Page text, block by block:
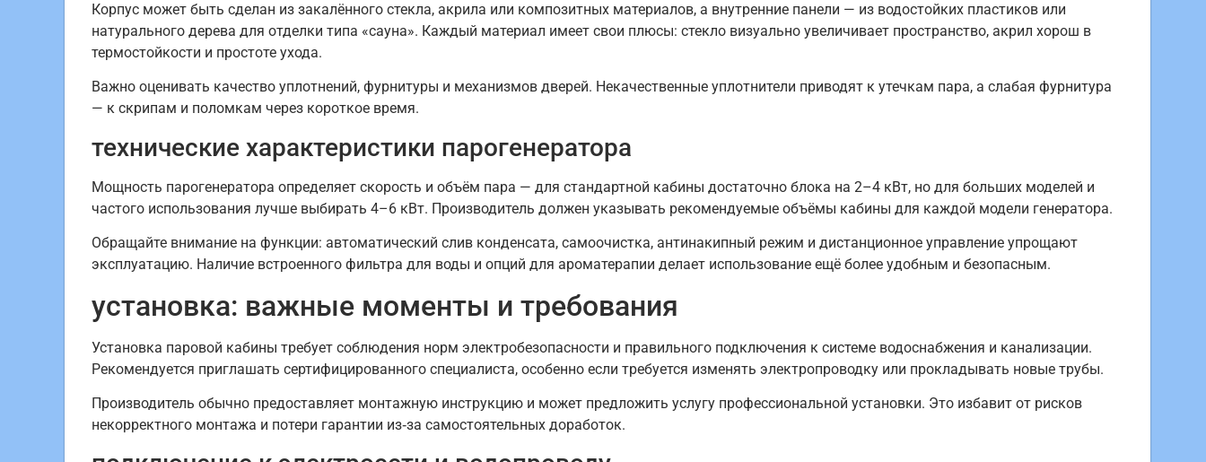
Корпус может быть сделан из закалённого стекла, акрила или композитных материалов, а внутренние панели — из водостойких пластиков или
натурального дерева для отделки типа «сауна». Каждый материал имеет свои плюсы: стекло визуально увеличивает пространство, акрил хорош в
термостойкости и простоте ухода.
Важно оценивать качество уплотнений, фурнитуры и механизмов дверей. Некачественные уплотнители приводят к утечкам пара, а слабая фурнитура
— к скрипам и поломкам через короткое время.
технические характеристики парогенератора
Мощность парогенератора определяет скорость и объём пара — для стандартной кабины достаточно блока на 2–4 кВт, но для больших моделей и
частого использования лучше выбирать 4–6 кВт. Производитель должен указывать рекомендуемые объёмы кабины для каждой модели генератора.
Обращайте внимание на функции: автоматический слив конденсата, самоочистка, антинакипный режим и дистанционное управление упрощают
эксплуатацию. Наличие встроенного фильтра для воды и опций для ароматерапии делает использование ещё более удобным и безопасным.
установка: важные моменты и требования
Установка паровой кабины требует соблюдения норм электробезопасности и правильного подключения к системе водоснабжения и канализации.
Рекомендуется приглашать сертифицированного специалиста, особенно если требуется изменять электропроводку или прокладывать новые трубы.
Производитель обычно предоставляет монтажную инструкцию и может предложить услугу профессиональной установки. Это избавит от рисков
некорректного монтажа и потери гарантии из‑за самостоятельных доработок.